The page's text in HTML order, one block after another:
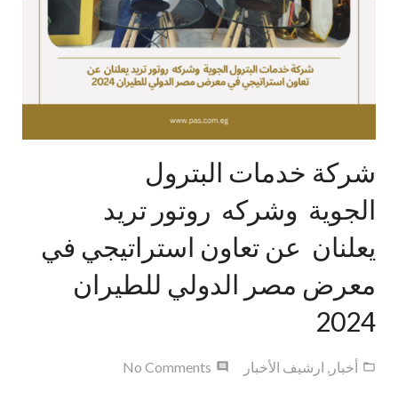
وظائف
شركة خدمات البترول
الجوية وشركه روتور تريد
يعلنان عن تعاون استراتيجي في
معرض مصر الدولي للطيران
2024
أخبار , ارشيف الأخبار No Comments